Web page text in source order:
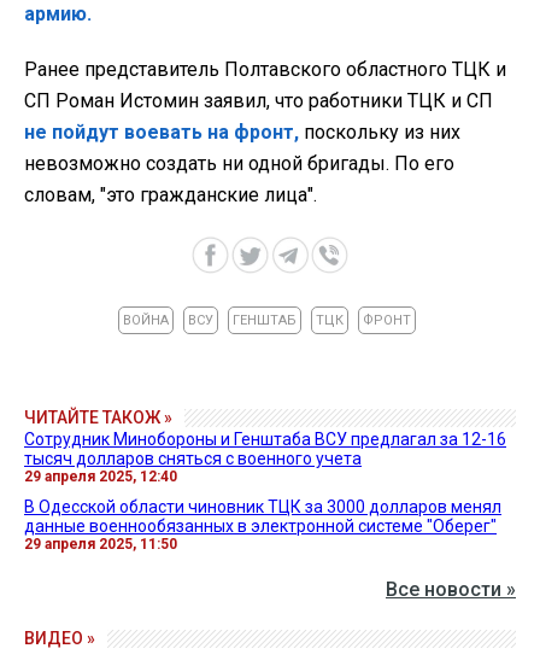
армию.
Ранее представитель Полтавского областного ТЦК и
СП Роман Истомин заявил, что работники ТЦК и СП
не пойдут воевать на фронт, поскольку из них
невозможно создать ни одной бригады. По его
словам, "это гражданские лица".
ВОЙНА ВСУ ГЕНШТАБ ТЦК ФРОНТ
ЧИТАЙТЕ ТАКОЖ »
Сотрудник Минобороны и Генштаба ВСУ предлагал за 12-16
тысяч долларов сняться с военного учета
29 апреля 2025, 12:40
В Одесской области чиновник ТЦК за 3000 долларов менял
данные военнообязанных в электронной системе "Оберег"
29 апреля 2025, 11:50
Все новости »
ВИДЕО »